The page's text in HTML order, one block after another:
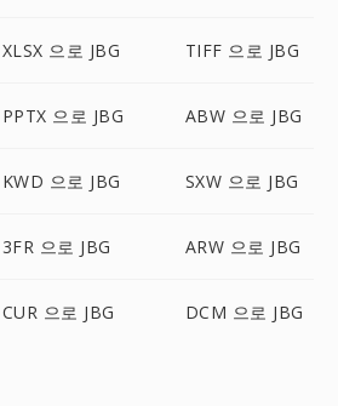
XLSX 으로 JBG TIFF 으로 JBG
PPTX 으로 JBG ABW 으로 JBG
KWD 으로 JBG SXW 으로 JBG
3FR 으로 JBG ARW 으로 JBG
CUR 으로 JBG DCM 으로 JBG